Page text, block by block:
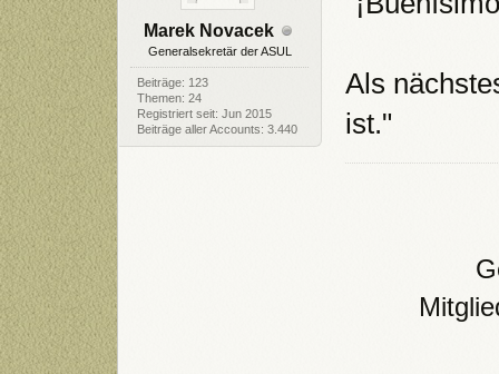
Marek Novacek
Generalsekretär der ASUL
Beiträge: 123
Themen: 24
Registriert seit: Jun 2015
Beiträge aller Accounts: 3.440
Als
ist."